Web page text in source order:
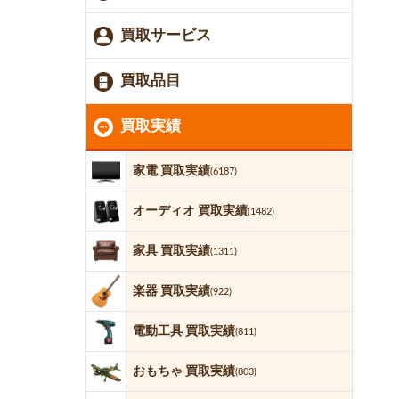
買取サービス
買取品目
買取実績
家電 買取実績(6187)
オーディオ 買取実績(1482)
家具 買取実績(1311)
楽器 買取実績(922)
電動工具 買取実績(811)
おもちゃ 買取実績(803)